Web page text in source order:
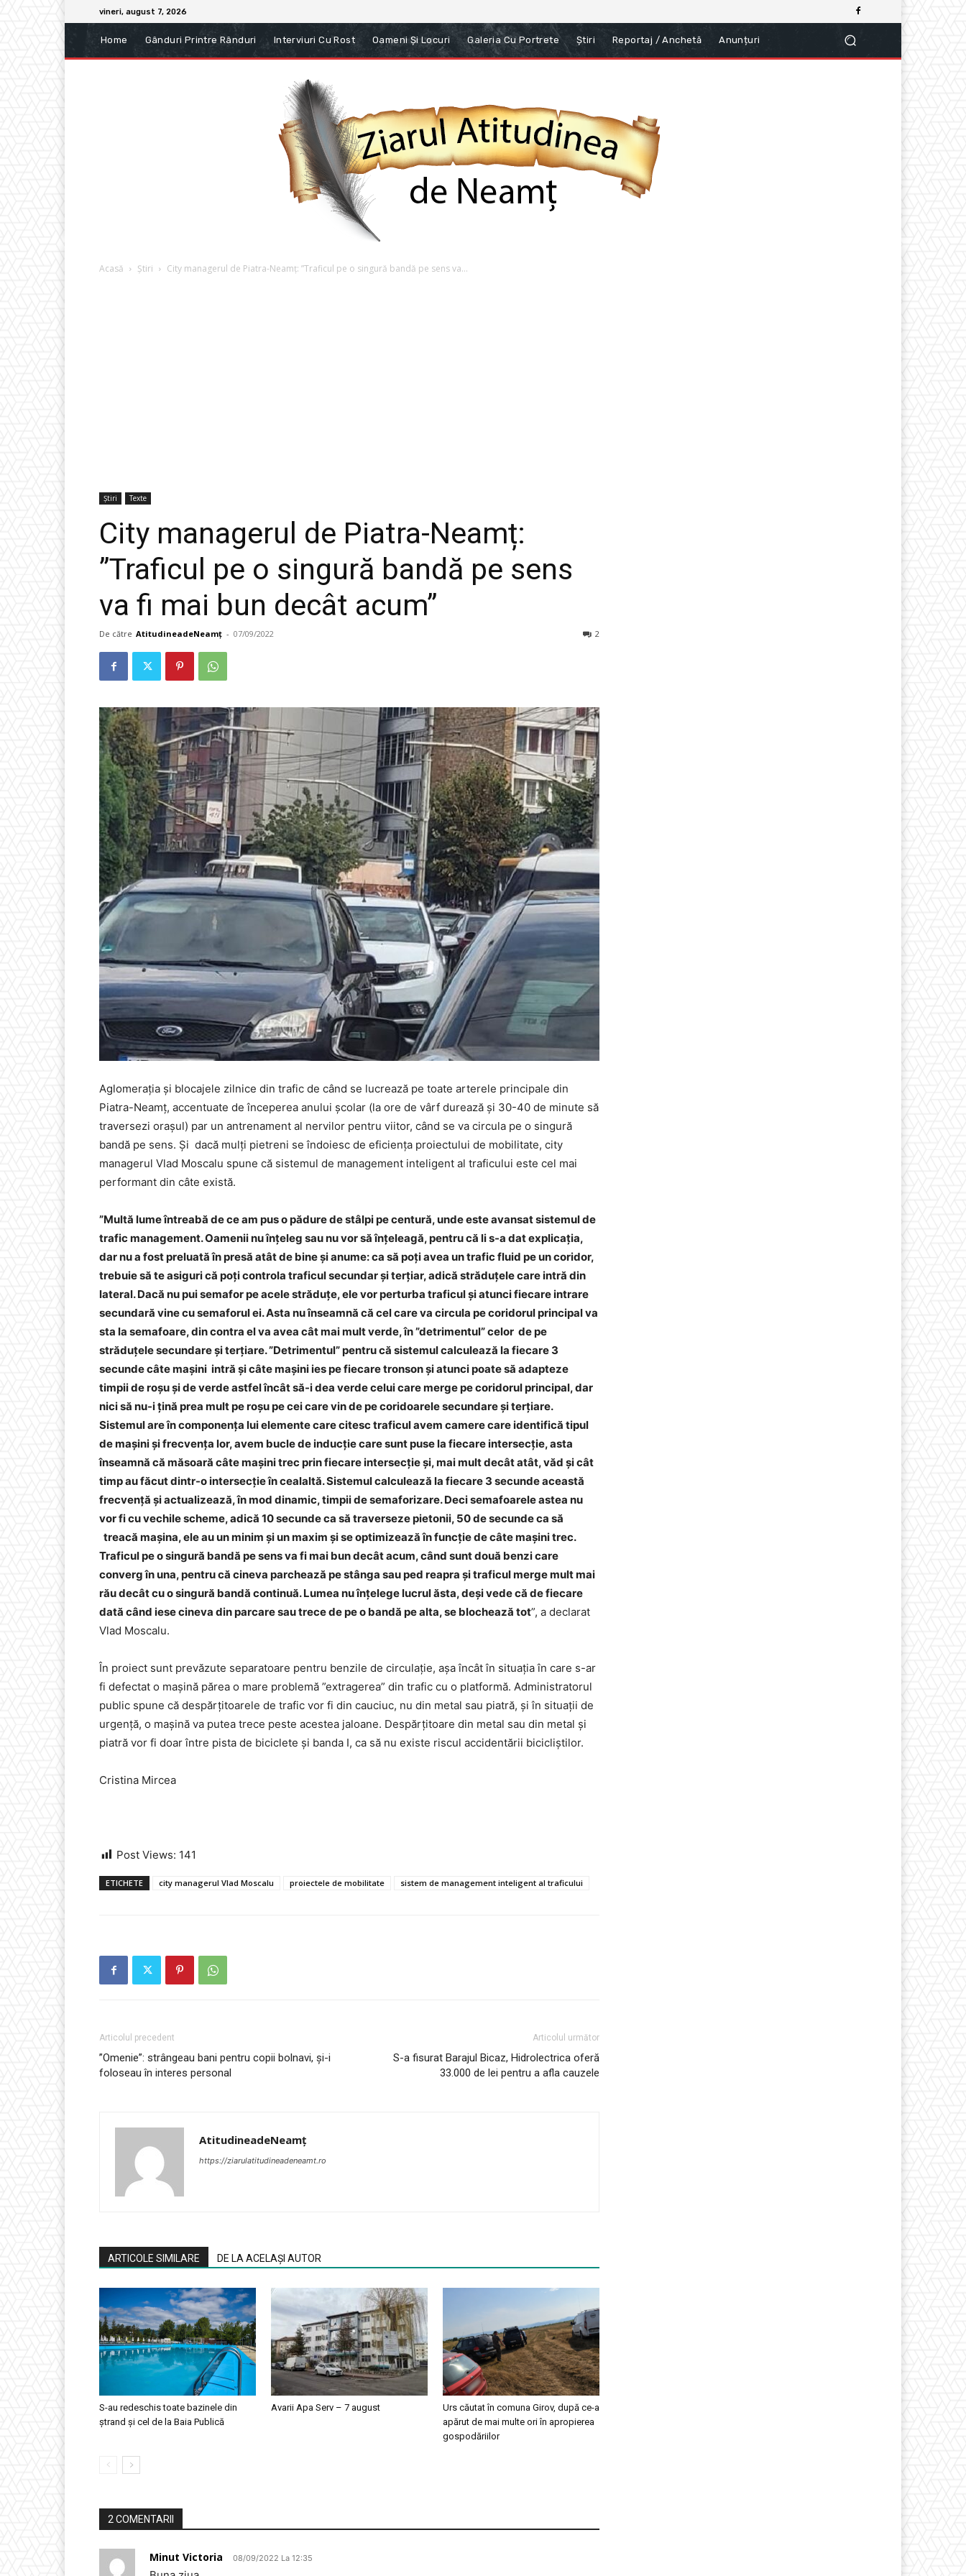
vineri, august 7, 2026
Home Gânduri Printre Rânduri Interviuri Cu Rost Oameni Și Locuri Galeria Cu Portrete Știri Reportaj / Anchetă Anunțuri
Acasă Știri City managerul de Piatra-Neamț: ”Traficul pe o singură bandă pe sens va...
Știri Texte
City managerul de Piatra-Neamț:
”Traficul pe o singură bandă pe sens
va fi mai bun decât acum”
De către AtitudineadeNeamț - 07/09/2022 2
Aglomerația și blocajele zilnice din trafic de când se lucrează pe toate arterele principale din
Piatra-Neamț, accentuate de începerea anului școlar (la ore de vârf durează și 30-40 de minute să
traversezi orașul) par un antrenament al nervilor pentru viitor, când se va circula pe o singură
bandă pe sens. Și dacă mulți pietreni se îndoiesc de eficiența proiectului de mobilitate, city
managerul Vlad Moscalu spune că sistemul de management inteligent al traficului este cel mai
performant din câte există.
”Multă lume întreabă de ce am pus o pădure de stâlpi pe centură, unde este avansat sistemul de
trafic management. Oamenii nu înțeleg sau nu vor să înțeleagă, pentru că li s-a dat explicația,
dar nu a fost preluată în presă atât de bine și anume: ca să poți avea un trafic fluid pe un coridor,
trebuie să te asiguri că poți controla traficul secundar și terțiar, adică străduțele care intră din
lateral. Dacă nu pui semafor pe acele străduțe, ele vor perturba traficul și atunci fiecare intrare
secundară vine cu semaforul ei. Asta nu înseamnă că cel care va circula pe coridorul principal va
sta la semafoare, din contra el va avea cât mai mult verde, în ”detrimentul” celor de pe
străduțele secundare și terțiare. ”Detrimentul” pentru că sistemul calculează la fiecare 3
secunde câte mașini intră și câte mașini ies pe fiecare tronson și atunci poate să adapteze
timpii de roșu și de verde astfel încât să-i dea verde celui care merge pe coridorul principal, dar
nici să nu-i țină prea mult pe roșu pe cei care vin de pe coridoarele secundare și terțiare.
Sistemul are în componența lui elemente care citesc traficul avem camere care identifică tipul
de mașini și frecvența lor, avem bucle de inducție care sunt puse la fiecare intersecție, asta
înseamnă că măsoară câte mașini trec prin fiecare intersecție și, mai mult decât atât, văd și cât
timp au făcut dintr-o intersecție în cealaltă. Sistemul calculează la fiecare 3 secunde această
frecvență și actualizează, în mod dinamic, timpii de semaforizare. Deci semafoarele astea nu
vor fi cu vechile scheme, adică 10 secunde ca să traverseze pietonii, 50 de secunde ca să
treacă mașina, ele au un minim și un maxim și se optimizează în funcție de câte mașini trec.
Traficul pe o singură bandă pe sens va fi mai bun decât acum, când sunt două benzi care
converg în una, pentru că cineva parchează pe stânga sau ped reapra și traficul merge mult mai
rău decât cu o singură bandă continuă. Lumea nu înțelege lucrul ăsta, deși vede că de fiecare
dată când iese cineva din parcare sau trece de pe o bandă pe alta, se blochează tot”, a declarat
Vlad Moscalu.
În proiect sunt prevăzute separatoare pentru benzile de circulație, așa încât în situația în care s-ar
fi defectat o mașină părea o mare problemă ”extragerea” din trafic cu o platformă. Administratorul
public spune că despărțitoarele de trafic vor fi din cauciuc, nu din metal sau piatră, și în situații de
urgență, o mașină va putea trece peste acestea jaloane. Despărțitoare din metal sau din metal și
piatră vor fi doar între pista de biciclete și banda I, ca să nu existe riscul accidentării bicicliștilor.
Cristina Mircea
Post Views: 141
ETICHETE city managerul Vlad Moscalu proiectele de mobilitate sistem de management inteligent al traficului
Articolul precedent
”Omenie”: strângeau bani pentru copii bolnavi, și-i
foloseau în interes personal
Articolul următor
S-a fisurat Barajul Bicaz, Hidrolectrica oferă
33.000 de lei pentru a afla cauzele
AtitudineadeNeamț
https://ziarulatitudineadeneamt.ro
ARTICOLE SIMILARE DE LA ACELAȘI AUTOR
S-au redeschis toate bazinele din
ștrand și cel de la Baia Publică
Avarii Apa Serv – 7 august
Urs căutat în comuna Girov, după ce-a
apărut de mai multe ori în apropierea
gospodăriilor
2 COMENTARII
Minut Victoria 08/09/2022 La 12:35